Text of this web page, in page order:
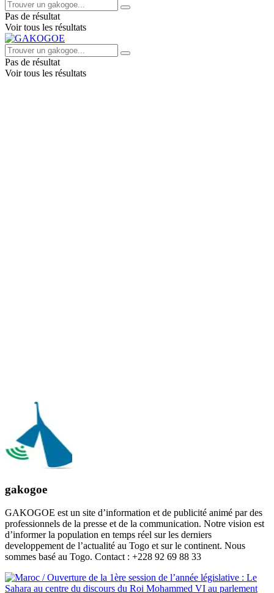
Pas de résultat
Voir tous les résultats
Pas de résultat
Voir tous les résultats
gakogoe
GAKOGOE est un site d’information et de publicité animé par des
professionnels de la presse et de la communication. Notre vision est
d’informer la population en temps réel sur les derniers
developpement de l’actualité au Togo et sur le continent. Nous
sommes basé au Togo. Contact : +228 92 69 88 33